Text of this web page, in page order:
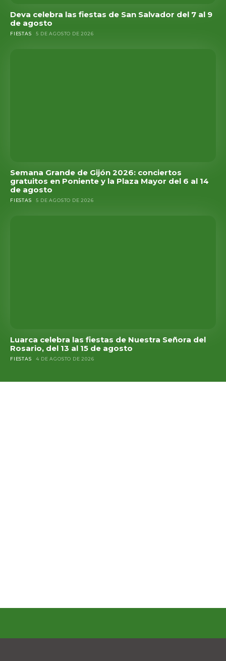
Deva celebra las fiestas de San Salvador del 7 al 9
de agosto
FIESTAS 5 DE AGOSTO DE 2026
Semana Grande de Gijón 2026: conciertos
gratuitos en Poniente y la Plaza Mayor del 6 al 14
de agosto
FIESTAS 5 DE AGOSTO DE 2026
Luarca celebra las fiestas de Nuestra Señora del
Rosario, del 13 al 15 de agosto
FIESTAS 4 DE AGOSTO DE 2026